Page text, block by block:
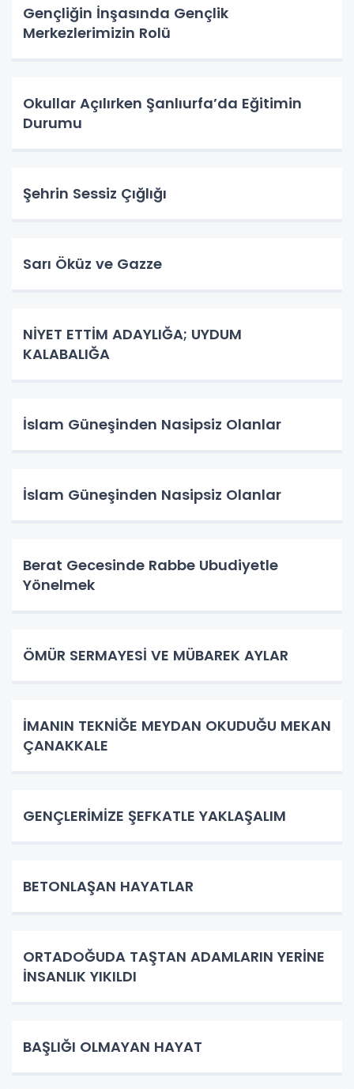
Gençliğin İnşasında Gençlik
Merkezlerimizin Rolü
Okullar Açılırken Şanlıurfa’da Eğitimin
Durumu
Şehrin Sessiz Çığlığı
Sarı Öküz ve Gazze
NİYET ETTİM ADAYLIĞA; UYDUM
KALABALIĞA
İslam Güneşinden Nasipsiz Olanlar
İslam Güneşinden Nasipsiz Olanlar
Berat Gecesinde Rabbe Ubudiyetle
Yönelmek
ÖMÜR SERMAYESİ VE MÜBAREK AYLAR
İMANIN TEKNİĞE MEYDAN OKUDUĞU MEKAN
ÇANAKKALE
GENÇLERİMİZE ŞEFKATLE YAKLAŞALIM
BETONLAŞAN HAYATLAR
ORTADOĞUDA TAŞTAN ADAMLARIN YERİNE
İNSANLIK YIKILDI
BAŞLIĞI OLMAYAN HAYAT